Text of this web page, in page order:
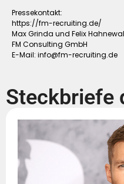
Pressekontakt:
https://fm-recruiting.de/
Max Grinda und Felix
FM Consulting GmbH
E-Mail: info@fm-recruiting.de
Steckbriefe